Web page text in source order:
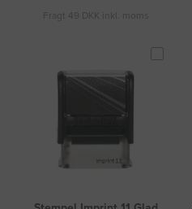
Fragt 49 DKK inkl. moms